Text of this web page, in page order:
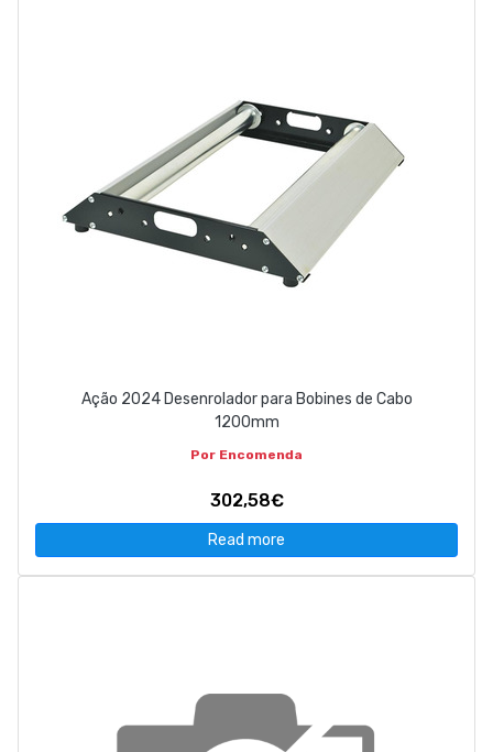
Ação 2024 Desenrolador para Bobines de Cabo
1200mm
Por Encomenda
302,58€
Read more